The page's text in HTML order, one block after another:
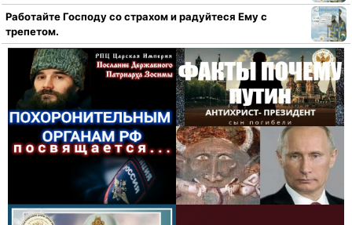
Работайте Господу со страхом и радуйтеся Ему с
трепетом.